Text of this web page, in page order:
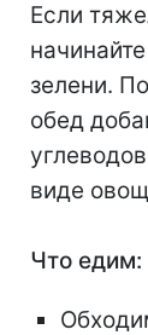
Если
зелени.
обед
виде
Что едим: